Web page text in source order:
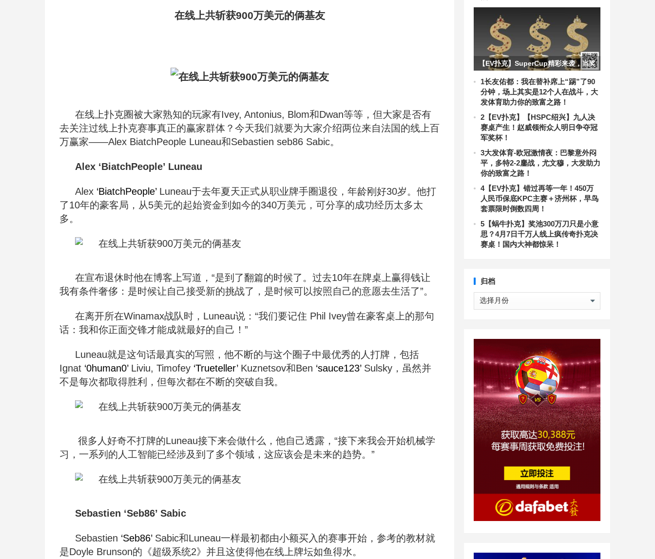
在线上共斩获900万美元的俩基友
在线上扑克圈被大家熟知的玩家有Ivey, Antonius, Blom和Dwan等等，但大家是否有
去关注过线上扑克赛事真正的赢家群体？今天我们就要为大家介绍两位来自法国的线上百
万赢家——Alex BiatchPeople Luneau和Sebastien seb86 Sabic。
Alex ‘BiatchPeople’ Luneau
Alex ‘BiatchPeople’Luneau于去年夏天正式从职业牌手圈退役，年龄刚好30岁。他打
了10年的豪客局，从5美元的起始资金到如今的340万美元，可分享的成功经历太多太
多。
在宣布退休时他在博客上写道，“是到了翻篇的时候了。过去10年在牌桌上赢得钱让
我有条件奢侈：是时候让自己接受新的挑战了，是时候可以按照自己的意愿去生活了”。
在离开所在Winamax战队时，Luneau说：“我们要记住 Phil Ivey曾在豪客桌上的那句
话：我和你正面交锋才能成就最好的自己！”
Luneau就是这句话最真实的写照，他不断的与这个圈子中最优秀的人打牌，包括
Ignat ‘0human0’Liviu, Timofey ‘Trueteller’Kuznetsov和Ben ‘sauce123’Sulsky，虽然并
不是每次都取得胜利，但每次都在不断的突破自我。
很多人好奇不打牌的Luneau接下来会做什么，他自己透露，“接下来我会开始机械学
习，一系列的人工智能已经涉及到了多个领域，这应该会是未来的趋势。”
Sebastien ‘Seb86’ Sabic
Sebastien ‘Seb86’ Sabic和Luneau一样最初都由小额买入的赛事开始，参考的教材就
是Doyle Brunson的《超级系统2》并且这使得他在线上牌坛如鱼得水。
【EV扑克】SuperCup精彩来袭，当奖
杯与吉祥物成为情感纽带，见证智力运
动的魅力
1长友佑都：我在替补席上“踢”了90
分钟，场上其实是12个人在战斗，大
发体育助力你的致富之路！
2 【EV扑克】【HSPC绍兴】九人决
赛桌产生！赵威领衔众人明日争夺冠
军奖杯！
3大发体育-欧冠激情夜：巴黎意外闷
平，多特2-2鏖战，尤文穆，大发助力
你的致富之路！
4【EV扑克】错过再等一年！450万
人民币保底KPC主赛＋济州杯，早鸟
套票限时倒数四周！
5 【蜗牛扑克】奖池300万刀只是小意
思？4月7日千万人线上疯传奇扑克决
赛桌！国内大神都惊呆！
归档
归